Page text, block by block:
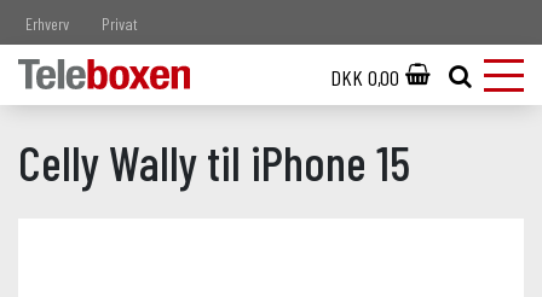
Erhverv Privat
DKK 0,00
Celly Wally til iPhone 15